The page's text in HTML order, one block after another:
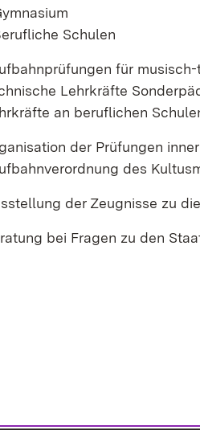
Schulen
für
Lehrkräfte
an beruflichen
der Prüfungen
des
der Zeugnisse zu
bei Fragen zu den